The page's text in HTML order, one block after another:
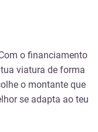
o financiamento
viatura de forma
o montante que
se adapta ao teu